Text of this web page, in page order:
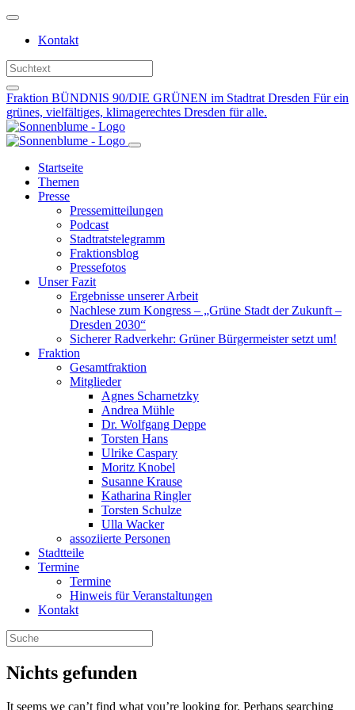
Weiter
Inhalt
Kontakt
Fraktion BÜNDNIS 90/DIE GRÜNEN im Stadtrat Dresden Für ein
grünes, vielfältiges, klimagerechtes Dresden für alle.
Startseite
Themen
Presse
Pressemitteilungen
Podcast
Stadtratstelegramm
Fraktionsblog
Pressefotos
Unser Fazit
Ergebnisse unserer Arbeit
Nachlese zum Kongress – „Grüne Stadt der Zukunft –
Dresden 2030“
Sicherer Radverkehr: Grüner Bürgermeister setzt um!
Fraktion
Gesamtfraktion
Mitglieder
Agnes Scharnetzky
Andrea Mühle
Dr. Wolfgang Deppe
Torsten Hans
Ulrike Caspary
Moritz Knobel
Susanne Krause
Katharina Ringler
Torsten Schulze
Ulla Wacker
assoziierte Personen
Stadtteile
Termine
Termine
Hinweis für Veranstaltungen
Kontakt
Nichts gefunden
It seems we can’t find what you’re looking for. Perhaps searching